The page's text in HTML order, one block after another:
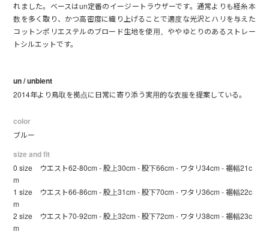
れました。ベースはun定番のイージートラウザーです。通常よりも経糸本
数を多く取り、かつ高密度に織り上げることで適度な光沢とハリを与えた
コットンポリエステルのブロード生地を使用。ややゆとりのあるストレー
トシルエットです。
un / unbient
2014年より鳥取を拠点に日常に寄り添う実用的な衣服を提案している。
color
ブルー
size and fit
0 size ウエスト62-80cm - 股上30cm - 股下66cm - ワタリ34cm - 裾幅21c
m
1 size ウエスト66-86cm - 股上31cm - 股下70cm - ワタリ36cm - 裾幅22c
m
2 size ウエスト70-92cm - 股上32cm - 股下72cm - ワタリ38cm - 裾幅23c
m